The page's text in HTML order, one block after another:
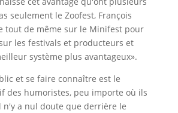
seulement le Zoofest, François
tout de même sur le Minifest pour
les festivals et producteurs et
système plus avantageux».
et se faire connaître est le
des humoristes, peu importe où ils
n'y a nul doute que derrière le